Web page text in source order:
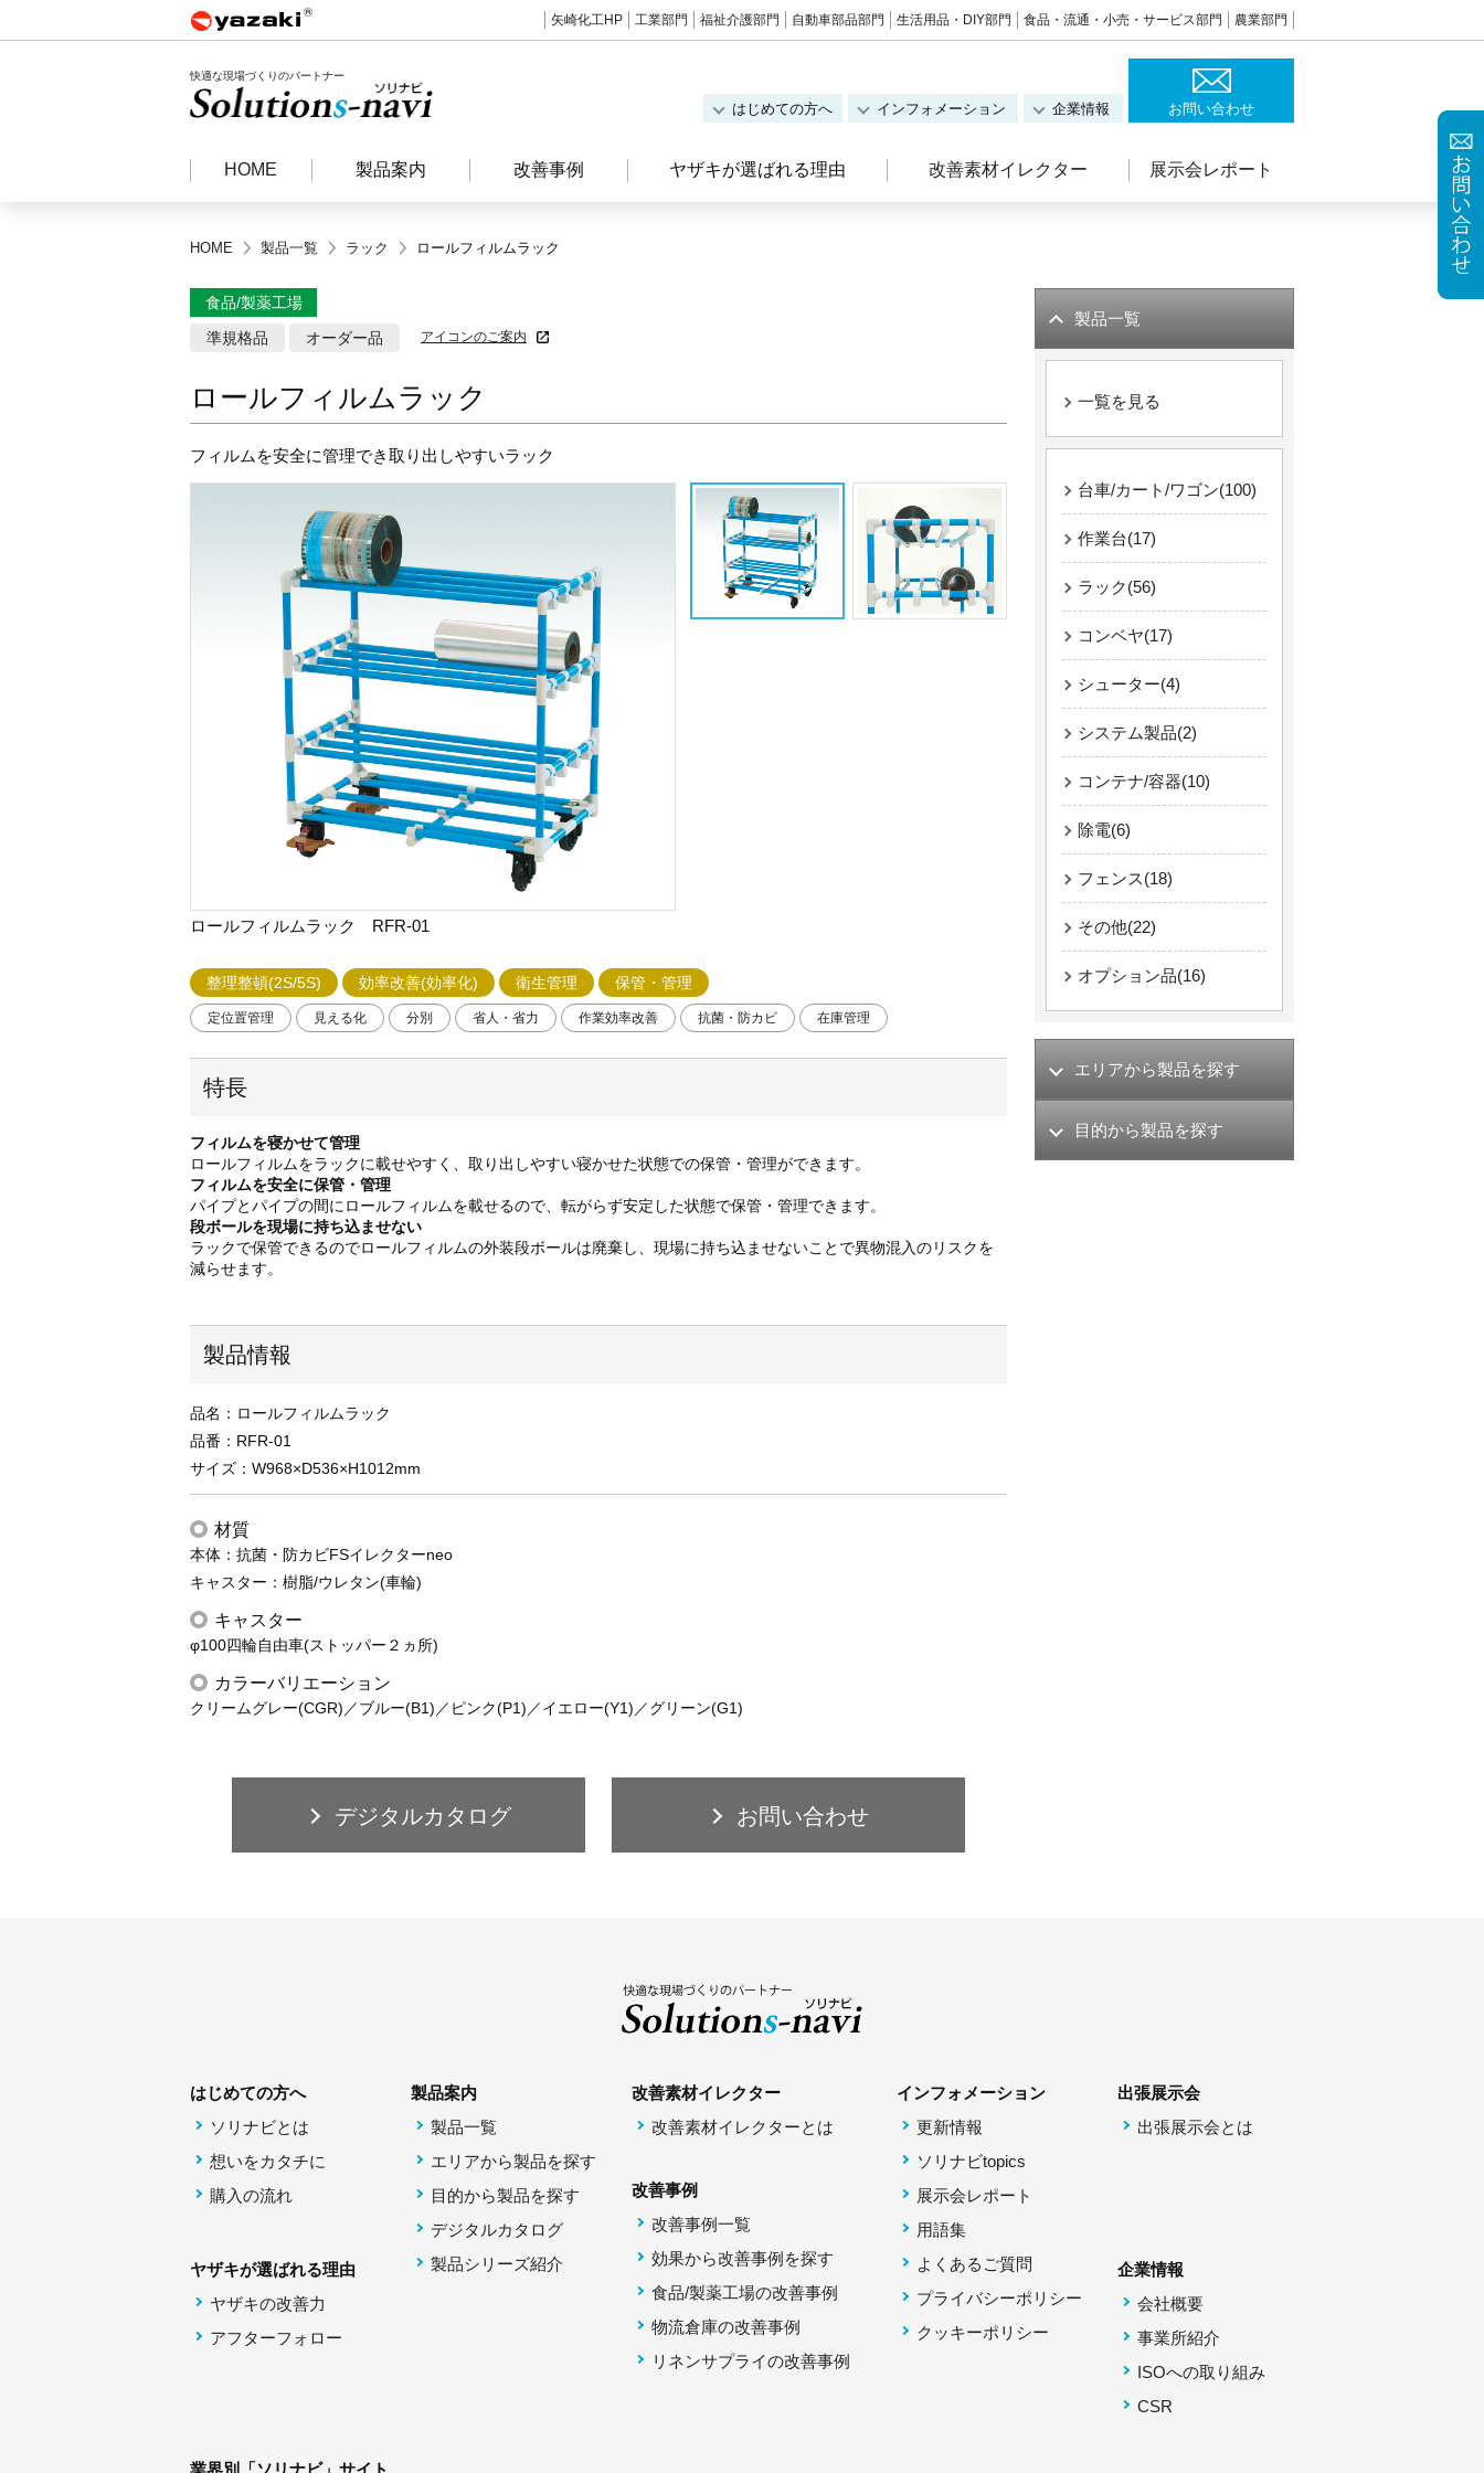
矢崎化工HP 工業部門 福祉介護部門 自動車部品部門 生活用品・DIY部門 食品・流通・小売・サービス部門 農業部門
快適な現場づくりのパートナー
はじめての方へ インフォメーション 企業情報 お問い合わせ
HOME 製品案内 改善事例 ヤザキが選ばれる理由 改善素材イレクター 展示会レポート
HOME 製品一覧 ラック ロールフィルムラック
食品/製薬工場
準規格品
オーダー品 アイコンのご案内
ロールフィルムラック
フィルムを安全に管理でき取り出しやすいラック
ロールフィルムラック RFR-01
整理整頓(2S/5S) 効率改善(効率化) 衛生管理 保管・管理
定位置管理 見える化 分別 省人・省力 作業効率改善 抗菌・防カビ 在庫管理
特長
フィルムを寝かせて管理
ロールフィルムをラックに載せやすく、取り出しやすい寝かせた状態での保管・管理ができます。
フィルムを安全に保管・管理
パイプとパイプの間にロールフィルムを載せるので、転がらず安定した状態で保管・管理できます。
段ボールを現場に持ち込ませない
ラックで保管できるのでロールフィルムの外装段ボールは廃棄し、現場に持ち込ませないことで異物混入のリスクを
減らせます。
製品情報
品名：ロールフィルムラック
品番：RFR-01
サイズ：W968×D536×H1012mm
材質
本体：抗菌・防カビFSイレクターneo
キャスター：樹脂/ウレタン(車輪)
キャスター
φ100四輪自由車(ストッパー２ヵ所)
カラーバリエーション
クリームグレー(CGR)／ブルー(B1)／ピンク(P1)／イエロー(Y1)／グリーン(G1)
デジタルカタログ お問い合わせ
製品一覧
一覧を見る
台車/カート/ワゴン(100)
作業台(17)
ラック(56)
コンベヤ(17)
シューター(4)
システム製品(2)
コンテナ/容器(10)
除電(6)
フェンス(18)
その他(22)
オプション品(16)
エリアから製品を探す
目的から製品を探す
はじめての方へ
ソリナビとは
想いをカタチに
購入の流れ
ヤザキが選ばれる理由
ヤザキの改善力
アフターフォロー
製品案内
製品一覧
エリアから製品を探す
目的から製品を探す
デジタルカタログ
製品シリーズ紹介
改善素材イレクター
改善素材イレクターとは
改善事例
改善事例一覧
効果から改善事例を探す
食品/製薬工場の改善事例
物流倉庫の改善事例
リネンサプライの改善事例
インフォメーション
更新情報
ソリナビtopics
展示会レポート
用語集
よくあるご質問
プライバシーポリシー
クッキーポリシー
出張展示会
出張展示会とは
企業情報
会社概要
事業所紹介
ISOへの取り組み
CSR
業界別「ソリナビ」サイト